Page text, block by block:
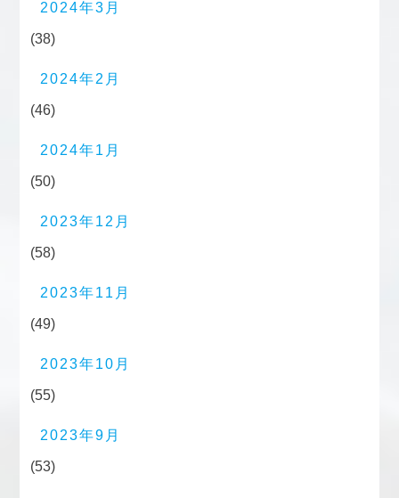
2024年3月
(38)
2024年2月
(46)
2024年1月
(50)
2023年12月
(58)
2023年11月
(49)
2023年10月
(55)
2023年9月
(53)